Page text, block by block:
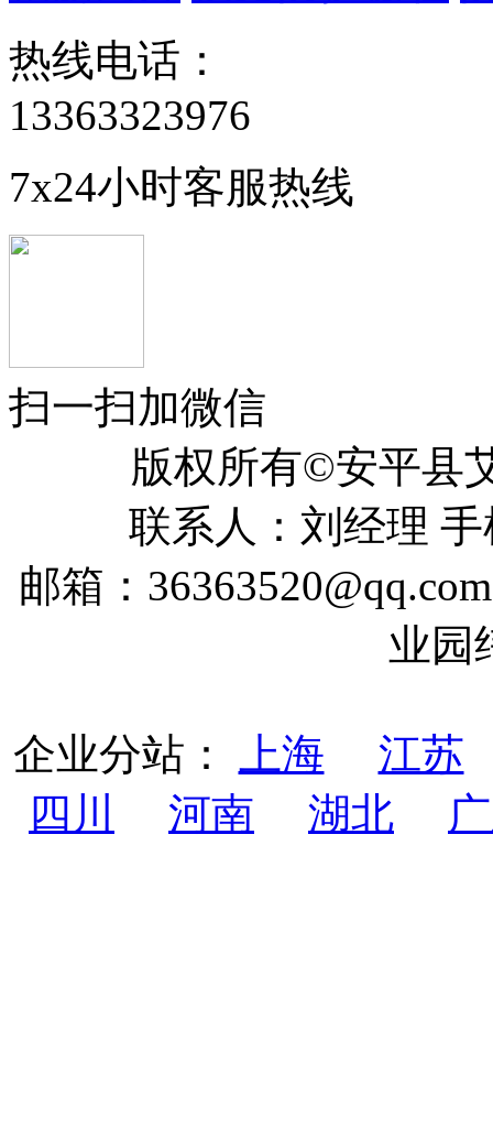
热线电话：
13363323976
7x24小时客服热线
扫一扫加微信
版权所有©安平
联系人：刘经理 手
邮箱：
业园
企业分站： 上海
江苏
四川
河南 湖北